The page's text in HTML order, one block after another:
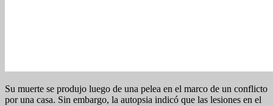
Su muerte se produjo luego de una pelea en el marco de un conflicto
por una casa. Sin embargo, la autopsia indicó que las lesiones en el